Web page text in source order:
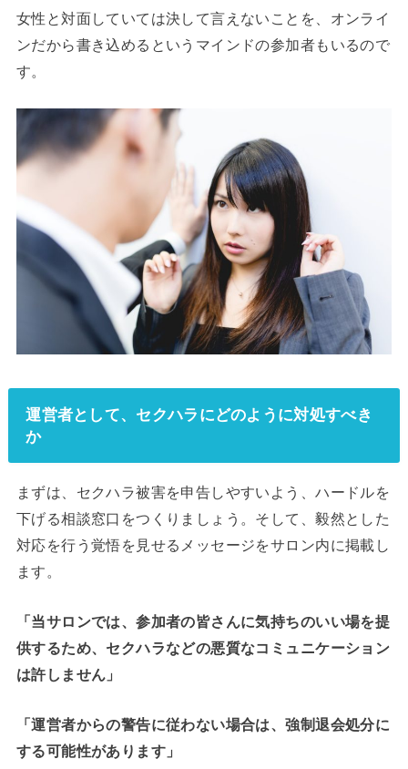
女性と対面していては決して言えないことを、オンライ
ンだから書き込めるというマインドの参加者もいるので
す。
運営者として、セクハラにどのように対処すべき
か
まずは、セクハラ被害を申告しやすいよう、ハードルを
下げる相談窓口をつくりましょう。そして、毅然とした
対応を行う覚悟を見せるメッセージをサロン内に掲載し
ます。
「当サロンでは、参加者の皆さんに気持ちのいい場を提
供するため、セクハラなどの悪質なコミュニケーション
は許しません」
「運営者からの警告に従わない場合は、強制退会処分に
する可能性があります」